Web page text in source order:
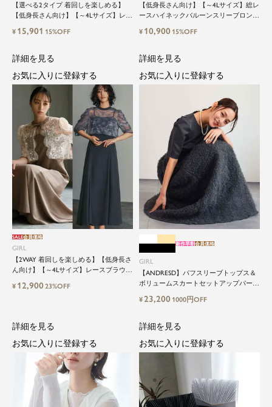
【選べる2タイプ 着回しを楽しめる】
【低身長さん向け】【～4Lサイズ】レイ
カートorワイドパンツセットアップロン
ティードレス
¥ 15,901 15%OFF
【低身長さん向け】【～4Lサイズ】総レ
ースハイネックバルーンスリーブロング
¥ 10,900 15%OFF
GIRL
【2WAY 着回しを楽しめる】【低身長さ
ん向け】【～4Lサイズ】レースブラウス
ング結婚式ワンピース
SALE会員価格
¥ 12,90023%OFF
詳細を見る
お気に入りに登録する
GIRL
【ANDRESD】パフスリーブトップス＆
ボリュームスカートセットアップパーテ
新作早割会員価格
¥23,200 1000円OFF
詳細を見る
お気に入りに登録する
詳細を見る
お気に入りに登録する
詳細を見る
お気に入りに登録する